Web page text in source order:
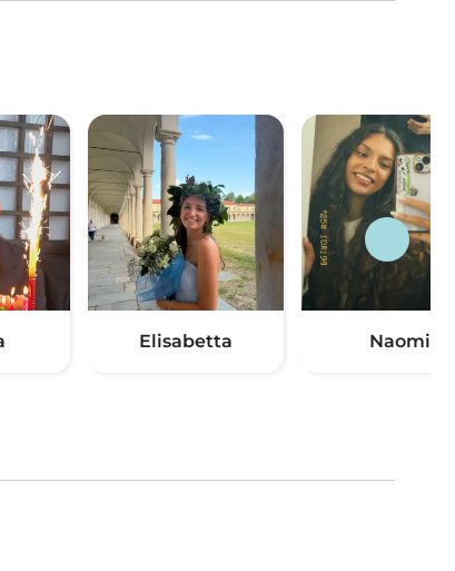
Elisabetta Naomi